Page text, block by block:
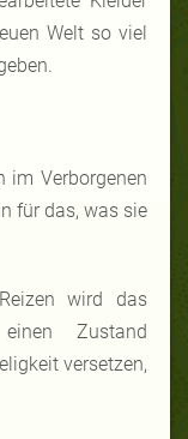
Welt so viel
im Verborgenen
für das, was sie
wird das
Zustand
versetzen,